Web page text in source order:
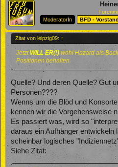
ModeratorIn
BFD - Vorstand
Zitat von leipzig09: ↑
Jetzt WILL ER(!) wohl Hazard als
Positionen behalten.
Quelle? Und deren Quelle? Gut
Personen????
Wenns um die Blöd und
kennen wir die Vorgehensweise
Es passiert was, wird so
daraus ein Aufhänger entwickeln
scheinbar logisches
Siehe Zitat: